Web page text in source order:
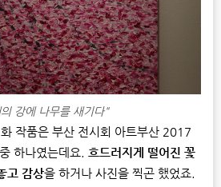
강에 나무를 새기다"
작품은 부산 전시회 아트부산 2017
하나였는데요. 흐드러지게 떨어진 꽃
고 감상을 하거나 사진을 찍곤 했었죠.